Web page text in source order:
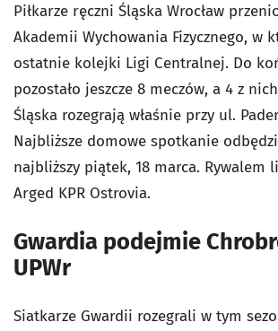
Piłkarze ręczni Śląska Wrocław
Akademii Wychowania Fizycznego, w
ostatnie kolejki Ligi Centralnej. Do
pozostało jeszcze 8 meczów, a 4 z
Śląska rozegrają właśnie przy ul.
Najbliższe domowe spotkanie
najbliższy piątek, 18 marca. Rywalem
Arged KPR Ostrovia.
Gwardia podejmie
UPWr
Siatkarze Gwardii rozegrali w tym